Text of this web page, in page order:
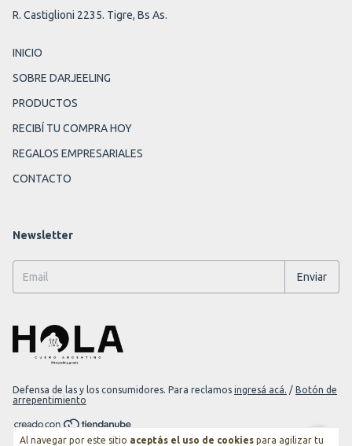
Al navegar por este sitio aceptás el uso de cookies para agilizar tu
R. Castiglioni 2235. Tigre, Bs As.
INICIO
SOBRE DARJEELING
PRODUCTOS
RECIBÍ TU COMPRA HOY
REGALOS EMPRESARIALES
CONTACTO
Newsletter
Defensa de las y los consumidores. Para reclamos ingresá acá. / Botón de
arrepentimiento
Copyright Darjeeling Goods - 2026. Todos los derechos reservados.